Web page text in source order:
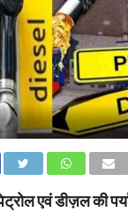
एवं डीज़ल की